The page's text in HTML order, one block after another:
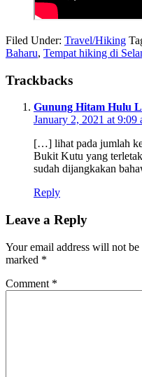
Filed Under: Travel/Hiking
Baharu, Tempat hiking di
Trackbacks
Gunung Hitam Hulu
January 2, 2021 at 9:09
[…] lihat pada jumlah
Bukit Kutu yang
sudah dijangkakan
Reply
Leave a Reply
Your email address will not be
marked *
Comment *